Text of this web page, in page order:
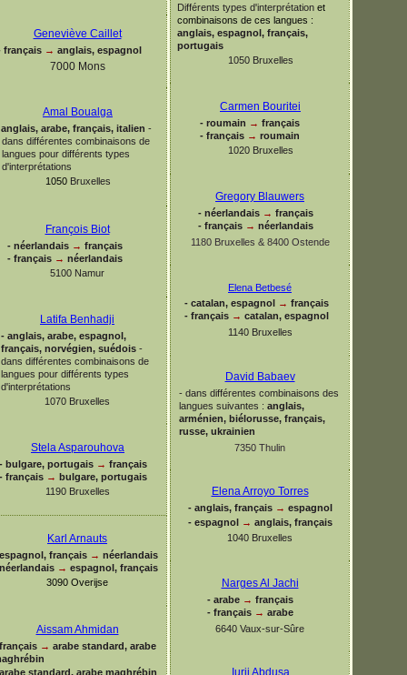
Différents types d'interprétation et
combinaisons de ces langues :
anglais, espagnol, français,
portugais
1050 Bruxelles
Carmen Bouritei
- roumain → français
- français → roumain
1020 Bruxelles
Gregory Blauwers
- néerlandais → français
- français → néerlandais
1180 Bruxelles & 8400 Ostende
Elena Betbesé
- catalan, espagnol → français
- français → catalan, espagnol
1140 Bruxelles
David Babaev
- dans différentes combinaisons des
langues suivantes : anglais,
arménien, biélorusse, français,
russe, ukrainien
7350 Thulin
Elena Arroyo Torres
-anglais, français → espagnol
-espagnol → anglais, français
1040 Bruxelles
Narges Al Jachi
- arabe → français
- français → arabe
6640 Vaux-sur-Sûre
Iurii Abdusa
Geneviève Caillet
français → anglais, espagnol
7000 Mons
Amal Boualga
anglais, arabe, français, italien -
dans différentes combinaisons de
langues pour différents types
d'interprétations
1050Bruxelles
François Biot
- néerlandais → français
- français → néerlandais
5100 Namur
Latifa Benhadji
- anglais, arabe, espagnol,
français, norvégien, suédois -
dans différentes combinaisons de
langues pour différents types
d'interprétations
1070 Bruxelles
Stela Asparouhova
- bulgare, portugais → français
- français → bulgare, portugais
1190 Bruxelles
Karl Arnauts
espagnol, français → néerlandais
néerlandais → espagnol, français
3090 Overijse
Aissam Ahmidan
français → arabe standard, arabe
arabe standard, arabe maghrébin